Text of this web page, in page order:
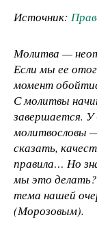
Источник:
Молитва —
Если мы ее
момент
С молитвы
завершается. У
молитвословы
сказать,
правила… Но
мы это
тема нашей
(Морозовым).